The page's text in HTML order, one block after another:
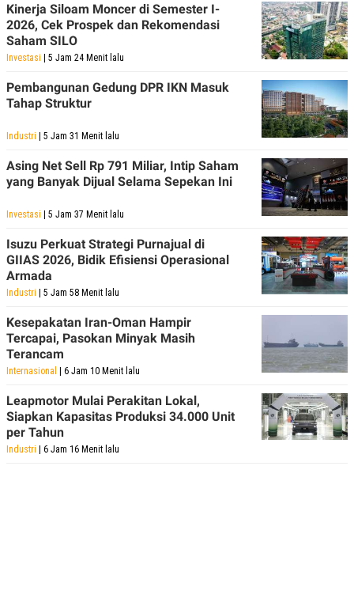
PEDOMAN
PEMBERITAAN
SIBER
PRIVACY
POLICY
Kinerja Siloam Moncer di Semester I-
2026, Cek Prospek dan Rekomendasi
Saham SILO
Investasi | 5 Jam 24 Menit lalu
Pembangunan Gedung DPR IKN Masuk
Tahap Struktur
Industri | 5 Jam 31 Menit lalu
Asing Net Sell Rp 791 Miliar, Intip Saham
yang Banyak Dijual Selama Sepekan Ini
Investasi | 5 Jam 37 Menit lalu
Isuzu Perkuat Strategi Purnajual di
GIIAS 2026, Bidik Efisiensi Operasional
Armada
Industri | 5 Jam 58 Menit lalu
Kesepakatan Iran-Oman Hampir
Tercapai, Pasokan Minyak Masih
Terancam
Internasional | 6 Jam 10 Menit lalu
Leapmotor Mulai Perakitan Lokal,
Siapkan Kapasitas Produksi 34.000 Unit
per Tahun
Industri | 6 Jam 16 Menit lalu